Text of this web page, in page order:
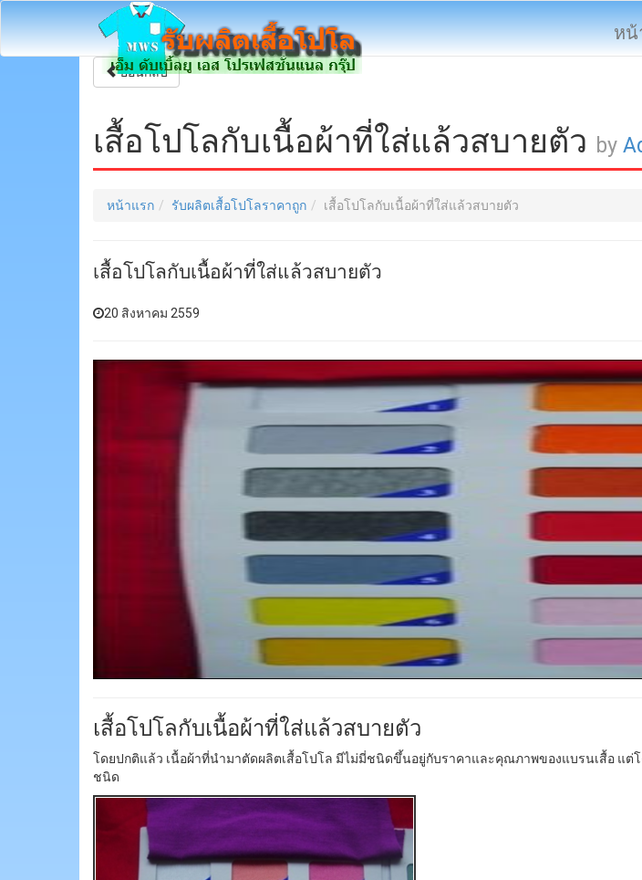
หน้
ย้อนกลับ
เสื้อโปโลกับเนื้อผ้าที่ใส่แล้วสบายตัว by
หน้าแรก รับผลิตเสื้อโปโลราคาถูก เสื้อโปโลกับเนื้อผ้าที่ใส่แล้วสบายตัว
เสื้อโปโลกับเนื้อผ้าที่ใส่แล้วสบายตัว
20 สิงหาคม 2559
เสื้อโปโลกับเนื้อผ้าที่ใส่แล้วสบายตัว
โดยปกติแล้ว เนื้อผ้าที่นำมาตัดผลิตเสื้อโปโล มีไม่มี่ชนิดขึ้นอยู่กับราคาและคุณภาพของแบรนเสื้อ แต่
ชนิด